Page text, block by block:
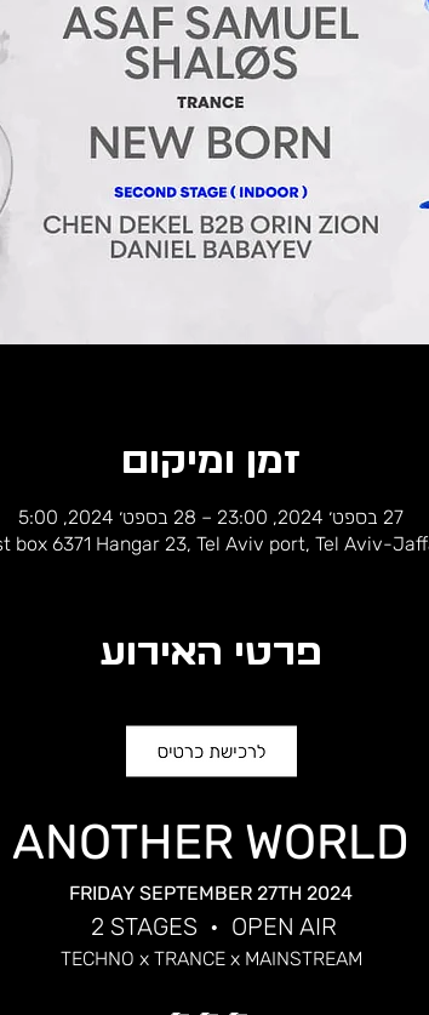
זמן ומיקום
27 בספט׳ 2024, 23:00 – 28 בספט׳ 2024, 5:00
box 6371 Hangar 23, Tel Aviv port, Tel Aviv-
פרטי האירוע
ANOTHER WORLD
FRIDAY SEPTEMBER 27TH 2024
2 STAGES  •  OPEN AIR
TECHNO x TRANCE x MAINSTREAM